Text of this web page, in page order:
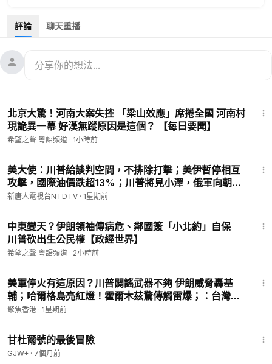
南海內鬥？
00:42中南海混戰升級 怪事連發
05:58
11:59夢幻組合「璃來龍」再撒糖
位於美國舊金山。我們通過短波和網際網路向中國大陸播出節
目，傳遞真實的訊息，並通過廣播、網際網路、手機應用等多媒
體組合，以普通話、粵語向美國、澳洲等地播出節目。
感謝您對華人公益媒體的支持！
——————————————
尊敬的觀眾朋友，請留下您的電子郵件，以便我們能及時地為您
發送最新資訊以及優惠政策：https://landing.mailerlite.com/we
bforms/landing/l0i0e3
-------------------------
🌻https://landing.mailerlite.com/webforms/landing/l0i0e3
（訂閱我們的新聞）
評論 聊天重播
北京大驚！河南大案失控 「梁山效應」席捲全國 河南村
現詭異一幕 好漢無蹤原因是這個？ 【每日要聞】
希望之聲 粵語頻道 · 1小時前
美大使：川普給談判空間，不排除打擊；美伊暫停相互
攻擊，國際油價跌超13%；川普將見小澤，俄軍向朝鮮
求增兵3萬；太子集團頭目被批捕，新增2項罪名【早間
新唐人電視台NTDTV · 1星期前
中東變天？伊朗領袖傳病危、鄰國簽「小北約」自保
川普砍出生公民權【政經世界】
希望之聲 粵語頻道 · 2小時前
美軍停火有這原因？川普闢謠武器不夠 伊朗威脅轟基
輔；哈爾格島亮紅燈！霍爾木茲驚傳觸雷爆；：台灣無
人機銷沙地 烏爆俄增兵 克島現捐款鬧劇【今日看點】
聚焦香港 · 1星期前
甘杜爾號的最後冒險
GJW+ · 7個月前